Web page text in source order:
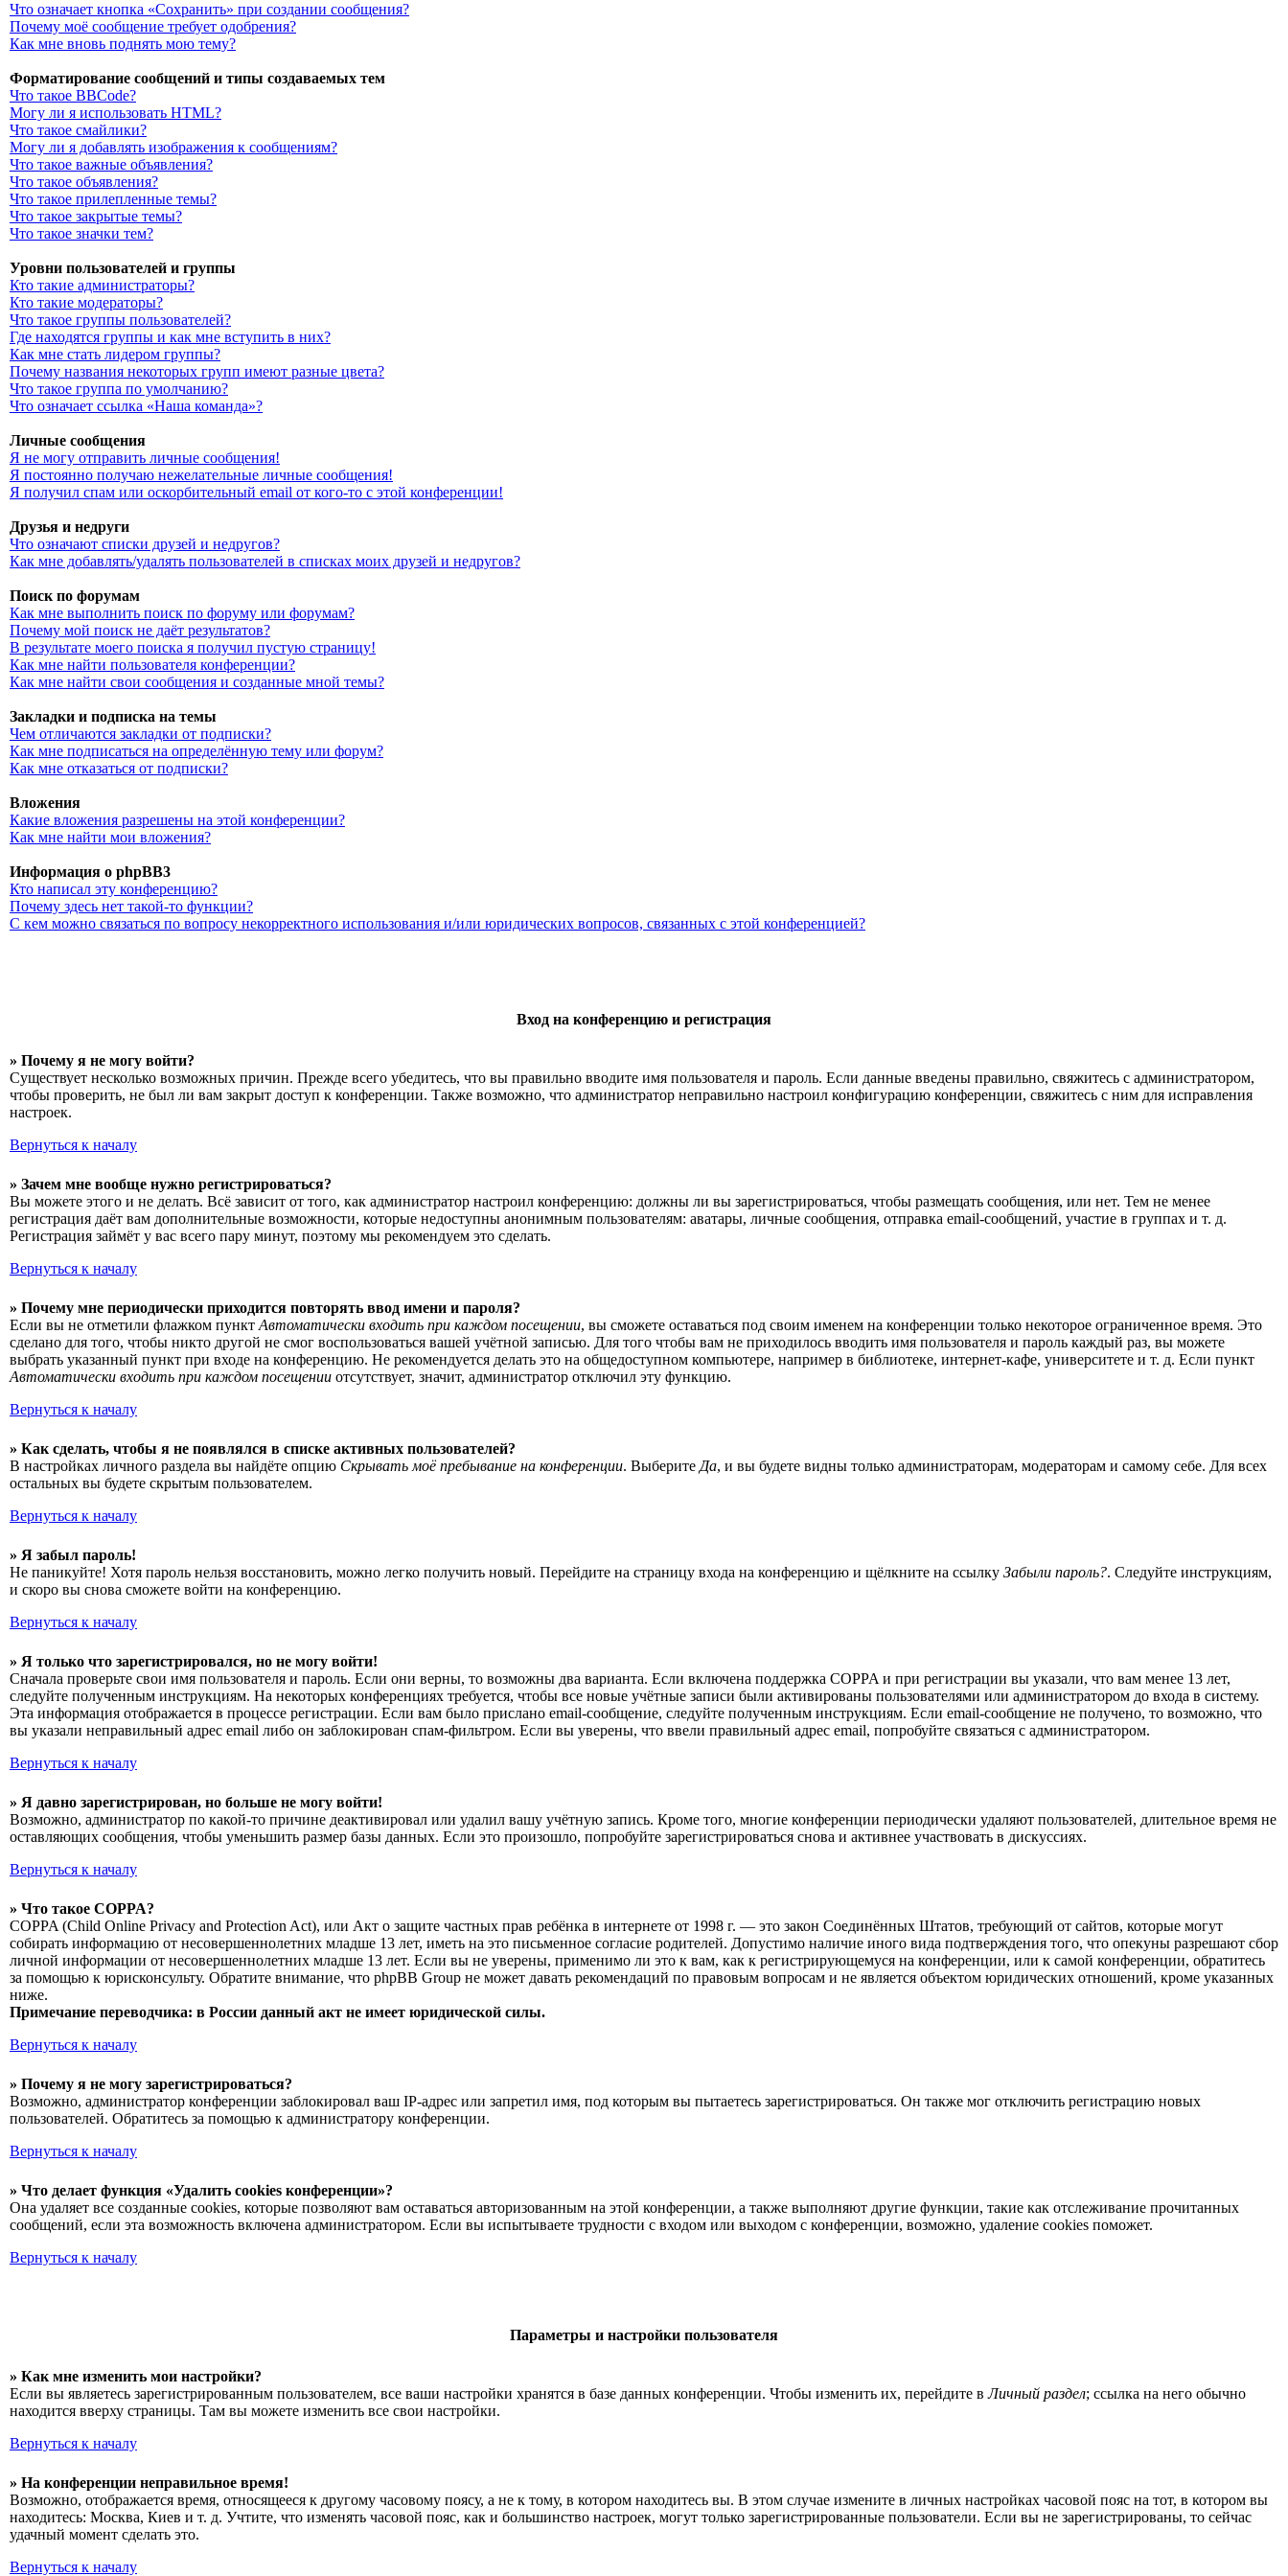
Что означает кнопка «Сохранить» при создании сообщения?
Почему моё сообщение требует одобрения?
Как мне вновь поднять мою тему?
Форматирование сообщений и типы создаваемых тем
Что такое BBCode?
Могу ли я использовать HTML?
Что такое смайлики?
Могу ли я добавлять изображения к сообщениям?
Что такое важные объявления?
Что такое объявления?
Что такое прилепленные темы?
Что такое закрытые темы?
Что такое значки тем?
Уровни пользователей и группы
Кто такие администраторы?
Кто такие модераторы?
Что такое группы пользователей?
Где находятся группы и как мне вступить в них?
Как мне стать лидером группы?
Почему названия некоторых групп имеют разные цвета?
Что такое группа по умолчанию?
Что означает ссылка «Наша команда»?
Личные сообщения
Я не могу отправить личные сообщения!
Я постоянно получаю нежелательные личные сообщения!
Я получил спам или оскорбительный email от кого-то с этой конференции!
Друзья и недруги
Что означают списки друзей и недругов?
Как мне добавлять/удалять пользователей в списках моих друзей и недругов?
Поиск по форумам
Как мне выполнить поиск по форуму или форумам?
Почему мой поиск не даёт результатов?
В результате моего поиска я получил пустую страницу!
Как мне найти пользователя конференции?
Как мне найти свои сообщения и созданные мной темы?
Закладки и подписка на темы
Чем отличаются закладки от подписки?
Как мне подписаться на определённую тему или форум?
Как мне отказаться от подписки?
Вложения
Какие вложения разрешены на этой конференции?
Как мне найти мои вложения?
Информация о phpBB3
Кто написал эту конференцию?
Почему здесь нет такой-то функции?
С кем можно связаться по вопросу некорректного использования и/или юридических вопросов, связанных с этой конференцией?
Вход на конференцию и регистрация
» Почему я не могу войти?
Существует несколько возможных причин. Прежде всего убедитесь, что вы правильно вводите имя пользователя и пароль. Если данные введены правильно, свяжитесь с администратором,
чтобы проверить, не был ли вам закрыт доступ к конференции. Также возможно, что администратор неправильно настроил конфигурацию конференции, свяжитесь с ним для исправления
настроек.
Вернуться к началу
» Зачем мне вообще нужно регистрироваться?
Вы можете этого и не делать. Всё зависит от того, как администратор настроил конференцию: должны ли вы зарегистрироваться, чтобы размещать сообщения, или нет. Тем не менее
регистрация даёт вам дополнительные возможности, которые недоступны анонимным пользователям: аватары, личные сообщения, отправка email-сообщений, участие в группах и т. д.
Регистрация займёт у вас всего пару минут, поэтому мы рекомендуем это сделать.
Вернуться к началу
» Почему мне периодически приходится повторять ввод имени и пароля?
Если вы не отметили флажком пункт Автоматически входить при каждом посещении, вы сможете оставаться под своим именем на конференции только некоторое ограниченное время. Это
сделано для того, чтобы никто другой не смог воспользоваться вашей учётной записью. Для того чтобы вам не приходилось вводить имя пользователя и пароль каждый раз, вы можете
выбрать указанный пункт при входе на конференцию. Не рекомендуется делать это на общедоступном компьютере, например в библиотеке, интернет-кафе, университете и т. д. Если пункт
Автоматически входить при каждом посещении отсутствует, значит, администратор отключил эту функцию.
Вернуться к началу
» Как сделать, чтобы я не появлялся в списке активных пользователей?
В настройках личного раздела вы найдёте опцию Скрывать моё пребывание на конференции. Выберите Да, и вы будете видны только администраторам, модераторам и самому себе. Для всех
остальных вы будете скрытым пользователем.
Вернуться к началу
» Я забыл пароль!
Не паникуйте! Хотя пароль нельзя восстановить, можно легко получить новый. Перейдите на страницу входа на конференцию и щёлкните на ссылку Забыли пароль?. Следуйте инструкциям,
и скоро вы снова сможете войти на конференцию.
Вернуться к началу
» Я только что зарегистрировался, но не могу войти!
Сначала проверьте свои имя пользователя и пароль. Если они верны, то возможны два варианта. Если включена поддержка COPPA и при регистрации вы указали, что вам менее 13 лет,
следуйте полученным инструкциям. На некоторых конференциях требуется, чтобы все новые учётные записи были активированы пользователями или администратором до входа в систему.
Эта информация отображается в процессе регистрации. Если вам было прислано email-сообщение, следуйте полученным инструкциям. Если email-сообщение не получено, то возможно, что
вы указали неправильный адрес email либо он заблокирован спам-фильтром. Если вы уверены, что ввели правильный адрес email, попробуйте связаться с администратором.
Вернуться к началу
» Я давно зарегистрирован, но больше не могу войти!
Возможно, администратор по какой-то причине деактивировал или удалил вашу учётную запись. Кроме того, многие конференции периодически удаляют пользователей, длительное время не
оставляющих сообщения, чтобы уменьшить размер базы данных. Если это произошло, попробуйте зарегистрироваться снова и активнее участвовать в дискуссиях.
Вернуться к началу
» Что такое COPPA?
COPPA (Child Online Privacy and Protection Act), или Акт о защите частных прав ребёнка в интернете от 1998 г. — это закон Соединённых Штатов, требующий от сайтов, которые могут
собирать информацию от несовершеннолетних младше 13 лет, иметь на это письменное согласие родителей. Допустимо наличие иного вида подтверждения того, что опекуны разрешают сбор
личной информации от несовершеннолетних младше 13 лет. Если вы не уверены, применимо ли это к вам, как к регистрирующемуся на конференции, или к самой конференции, обратитесь
за помощью к юрисконсульту. Обратите внимание, что phpBB Group не может давать рекомендаций по правовым вопросам и не является объектом юридических отношений, кроме указанных
ниже.
Примечание переводчика: в России данный акт не имеет юридической силы.
Вернуться к началу
» Почему я не могу зарегистрироваться?
Возможно, администратор конференции заблокировал ваш IP-адрес или запретил имя, под которым вы пытаетесь зарегистрироваться. Он также мог отключить регистрацию новых
пользователей. Обратитесь за помощью к администратору конференции.
Вернуться к началу
» Что делает функция «Удалить cookies конференции»?
Она удаляет все созданные cookies, которые позволяют вам оставаться авторизованным на этой конференции, а также выполняют другие функции, такие как отслеживание прочитанных
сообщений, если эта возможность включена администратором. Если вы испытываете трудности с входом или выходом с конференции, возможно, удаление cookies поможет.
Вернуться к началу
Параметры и настройки пользователя
» Как мне изменить мои настройки?
Если вы являетесь зарегистрированным пользователем, все ваши настройки хранятся в базе данных конференции. Чтобы изменить их, перейдите вЛичный раздел; ссылка на него обычно
находится вверху страницы. Там вы можете изменить все свои настройки.
Вернуться к началу
» На конференции неправильное время!
Возможно, отображается время, относящееся к другому часовому поясу, а не к тому, в котором находитесь вы. В этом случае измените в личных настройках часовой пояс на тот, в котором вы
находитесь: Москва, Киев и т. д. Учтите, что изменять часовой пояс, как и большинство настроек, могут только зарегистрированные пользователи. Если вы не зарегистрированы, то сейчас
удачный момент сделать это.
Вернуться к началу